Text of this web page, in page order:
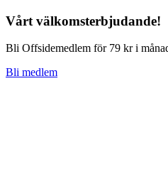
Vårt välkomsterbjudande!
Bli Offsidemedlem för 79 kr i
Bli medlem